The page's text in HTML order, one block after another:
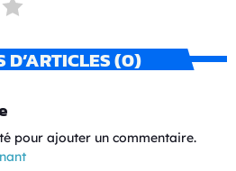
D’ARTICLES (0)
pour ajouter un commentaire.